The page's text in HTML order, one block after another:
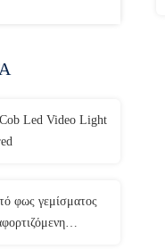
Led Video Light
φως γεμίσματος